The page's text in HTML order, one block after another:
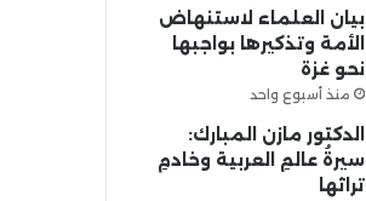
بيان العلماء لاستنهاض
الأمة وتذكيرها بواجبها
نحو غزة
منذ أسبوع واحد
الدكتور مازن المبارك:
سيرةُ عالمِ العربية وخادمِ
تراثها